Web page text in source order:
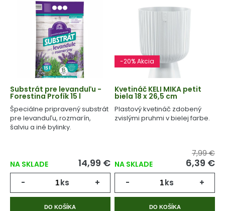
Substrát pre levanduľu -
Forestina Profík 15 l
Špeciálne pripravený substrát
pre levanduľu, rozmarín,
šalviu a iné bylinky.
NA SKLADE 14,99 €
- ks +
DO KOŠÍKA
-20% Akcia
Kvetináč KELI MIKA petit
biela 18 x 26,5 cm
Plastový kvetináč zdobený
zvislými pruhmi v bielej farbe.
NA SKLADE
7,99 €
6,39 €
- ks +
DO KOŠÍKA